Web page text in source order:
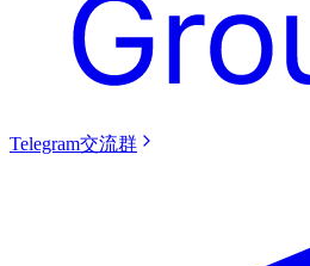
Telegram交流群